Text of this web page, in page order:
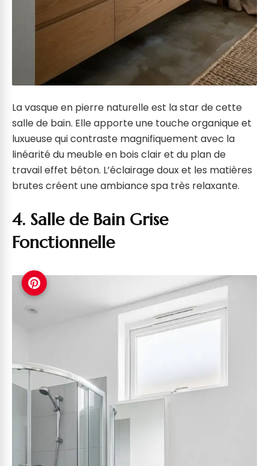
La vasque en pierre naturelle est la star de cette
salle de bain. Elle apporte une touche organique et
luxueuse qui contraste magnifiquement avec la
linéarité du meuble en bois clair et du plan de
travail effet béton. L’éclairage doux et les matières
brutes créent une ambiance spa très relaxante.
4. Salle de Bain Grise
Fonctionnelle